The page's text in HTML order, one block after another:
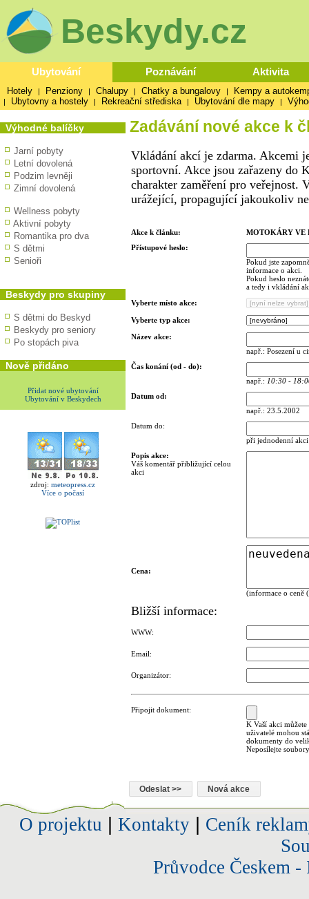
Beskydy.cz
Ubytování Poznávání Aktivita
Hotely | Penziony | Chalupy | Chatky a bungalovy | Kempy a
| Ubytovny a hostely | Rekreační střediska | Ubytování dle mapy |
Výhodné balíčky
Jarní pobyty
Letní dovolená
Podzim levněji
Zimní dovolená
Wellness pobyty
Aktivní pobyty
Romantika pro dva
S dětmi
Senioři
Beskydy pro skupiny
S dětmi do Beskyd
Beskydy pro seniory
Po stopách piva
Nově přidáno
Přidat nové ubytování
Ubytování v Beskydech
zdroj: meteopress.cz
Více o počasí
Zadávání nové akce k
Vkládání akcí je zdarma. Akcemi
sportovní. Akce jsou zařazeny do
charakter zaměření pro veřejnost.
urážející, propagující jakoukoliv
Akce k článku:
MOTOKÁRY VE
Přístupové heslo:
Pokud jste
informace o akci.
Pokud heslo
a tedy i vkládání
Vyberte místo akce:
Vyberte typ akce:
Název akce:
např.: Posezení u
Čas konání (od - do):
např.: 10:30 -
Datum od:
např.: 23.5.2002
Datum do:
při jednodenní
Popis akce:
Váš komentář přibližující celou
akci
Cena:
(informace o ceně
Bližší informace:
WWW:
Email:
Organizátor:
Připojit dokument:
K Vaší akci
uživatelé mohou
dokumenty do
Neposílejte
O projektu Kontakty| Ceník
Průvodce Českem